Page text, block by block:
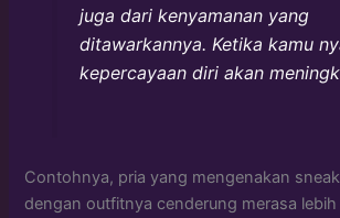
juga dari kenyamanan yang
ditawarkannya. Ketika kamu
kepercayaan diri akan
Contohnya, pria yang mengenakan
dengan outfitnya cenderung merasa